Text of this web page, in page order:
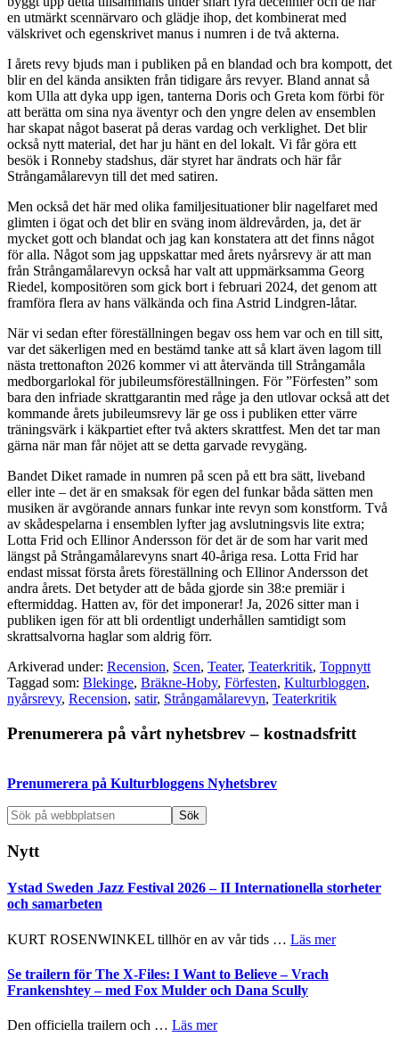
en utmärkt scennärvaro och glädje ihop, det kombinerat med
välskrivet och egenskrivet manus i numren i de två akterna.
I årets revy bjuds man i publiken på en blandad och bra kompott, det
blir en del kända ansikten från tidigare års revyer. Bland annat så
kom Ulla att dyka upp igen, tanterna Doris och Greta kom förbi för
att berätta om sina nya äventyr och den yngre delen av ensemblen
har skapat något baserat på deras vardag och verklighet. Det blir
också nytt material, det har ju hänt en del lokalt. Vi får göra ett
besök i Ronneby stadshus, där styret har ändrats och här får
Strångamålarevyn till det med satiren.
Men också det här med olika familjesituationer blir nagelfaret med
glimten i ögat och det blir en sväng inom äldrevården, ja, det är
mycket gott och blandat och jag kan konstatera att det finns något
för alla. Något som jag uppskattar med årets nyårsrevy är att man
från Strångamålarevyn också har valt att uppmärksamma Georg
Riedel, kompositören som gick bort i februari 2024, det genom att
framföra flera av hans välkända och fina Astrid Lindgren-låtar.
När vi sedan efter föreställningen begav oss hem var och en till sitt,
var det säkerligen med en bestämd tanke att så klart även lagom till
nästa trettonafton 2026 kommer vi att återvända till Strångamåla
medborgarlokal för jubileumsföreställningen. För ”Förfesten” som
bara den infriade skrattgarantin med råge ja den utlovar också att det
kommande årets jubileumsrevy lär ge oss i publiken etter värre
träningsvärk i käkpartiet efter två akters skrattfest. Men det tar man
gärna när man får nöjet att se detta garvade revygäng.
Bandet Diket ramade in numren på scen på ett bra sätt, liveband
eller inte – det är en smaksak för egen del funkar båda sätten men
musiken är avgörande annars funkar inte revyn som konstform. Två
av skådespelarna i ensemblen lyfter jag avslutningsvis lite extra;
Lotta Frid och Ellinor Andersson för det är de som har varit med
längst på Strångamålarevyns snart 40-åriga resa. Lotta Frid har
endast missat första årets föreställning och Ellinor Andersson det
andra årets. Det betyder att de båda gjorde sin 38:e premiär i
eftermiddag. Hatten av, för det imponerar! Ja, 2026 sitter man i
publiken igen för att bli ordentligt underhållen samtidigt som
skrattsalvorna haglar som aldrig förr.
Arkiverad under: Recension, Scen, Teater, Teaterkritik, Toppnytt
Taggad som: Blekinge, Bräkne-Hoby, Förfesten, Kulturbloggen,
nyårsrevy, Recension, satir, Strångamålarevyn, Teaterkritik
Primärt
Prenumerera på vårt nyhetsbrev – kostnadsfritt
Prenumerera på Kulturbloggens Nyhetsbrev
Sök
på
webbplatsen
Nytt
Ystad Sweden Jazz Festival 2026 – II Internationella storheter
och samarbeten
KURT ROSENWINKEL tillhör en av vår tids … Läs merom
Se trailern för The X-Files: I Want to Believe – Vrach
Frankenshtey – med Fox Mulder och Dana Scully
Den officiella trailern och … Läs merom